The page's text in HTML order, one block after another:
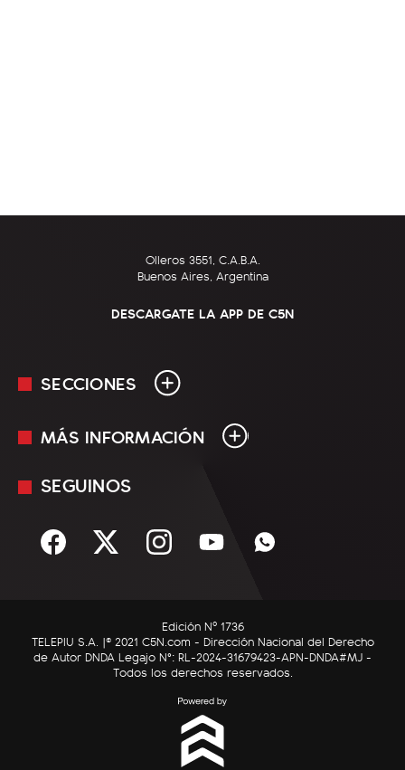
Olleros 3551, C.A.B.A.
Buenos Aires, Argentina
DESCARGATE LA APP DE C5N
SECCIONES
En Vivo
Sociedad
C5N Autos
RatingCero
MÁS INFORMACIÓN
Mediakit
Términos y condiciones
SEGUINOS
Edición Nº 1736
TELEPIU S.A. |© 2021 C5N.com - Dirección Nacional del Derecho
de Autor DNDA Legajo N°: RL-2024-31679423-APN-DNDA#MJ -
Todos los derechos reservados.